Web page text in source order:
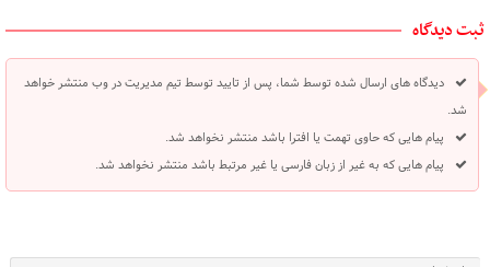
ثبت دیدگاه
دیدگاه های ارسال شده توسط شما، پس از تایید توسط تیم مدیریت در وب منتشر خواهد
شد.
پیام هایی که حاوی تهمت یا افترا باشد منتشر نخواهد شد.
پیام هایی که به غیر از زبان فارسی یا غیر مرتبط باشد منتشر نخواهد شد.